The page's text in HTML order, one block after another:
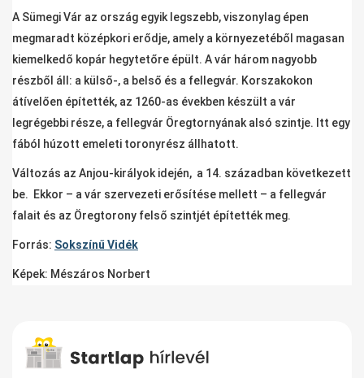
A Sümegi Vár az ország egyik legszebb, viszonylag épen
megmaradt középkori erődje, amely a környezetéből magasan
kiemelkedő kopár hegytetőre épült. A vár három nagyobb
részből áll: a külső-, a belső és a fellegvár. Korszakokon
átívelően építették, az 1260-as években készült a vár
legrégebbi része, a fellegvár Öregtornyának alsó szintje. Itt egy
fából húzott emeleti toronyrész állhatott.
Változás az Anjou-királyok idején, a 14. században következett
be. Ekkor – a vár szervezeti erősítése mellett – a fellegvár
falait és az Öregtorony felső szintjét építették meg.
Forrás: Sokszínű Vidék
Képek: Mészáros Norbert